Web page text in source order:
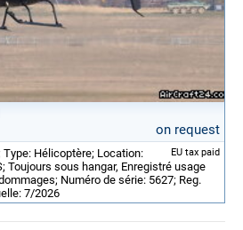
on request
EU tax paid
Type: Hélicoptère; Location:
Toujours sous hangar, Enregistré usage
Numéro de série: 5627; Reg.
7/2026